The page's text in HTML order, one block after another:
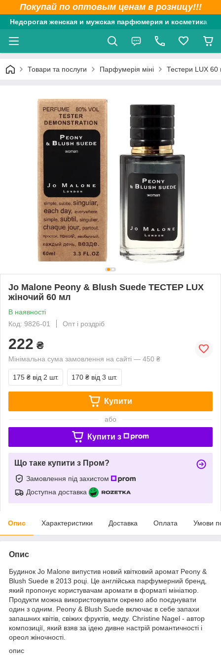
Покупай по оптовым ценам в розницу!!!
Недорогая женская и мужская парфюмерия и косметика
Товари та послуги Парфумерія міні Тестери LUX 60
Jo Malone Peony & Blush Suede ТЕСТЕР LUX
жіночий 60 мл
В наявності
Код: 9826-01
Опт і роздріб
222 ₴
Мінімальна сума замовлення на сайті — 450 ₴
175 ₴ від 2 шт. 170 ₴ від 3 шт.
Купити
або
Купити з
Що таке купити з Пром?
Замовлення під захистом
Доступна доставка
Опис Характеристики Доставка Оплата Умови
Опис
Будинок Jo Malone випустив новий квітковий аромат Peony &
Blush Suede в 2013 році. Це англійська парфумерний бренд,
який пропонує користувачам аромати в форматі мініатюр.
Продукти можна використовувати окремо або поєднувати
один з одним. Peony & Blush Suede включає в себе запахи
запашних квітів, свіжих фруктів, меду. Christine Nagel - автор
композиції, який взяв за ідею дивне настрій романтичності і
ореол жіночності.
опис